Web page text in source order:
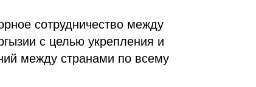
сотрудничество между
с целью укрепления и
между странами по всему